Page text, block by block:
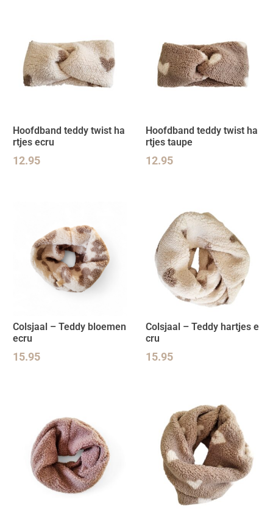
Hoofdband teddy twist ha
rtjes ecru
12.95
Hoofdband teddy twist ha
rtjes taupe
12.95
Colsjaal – Teddy bloemen
ecru
15.95
Colsjaal – Teddy hartjes e
cru
15.95